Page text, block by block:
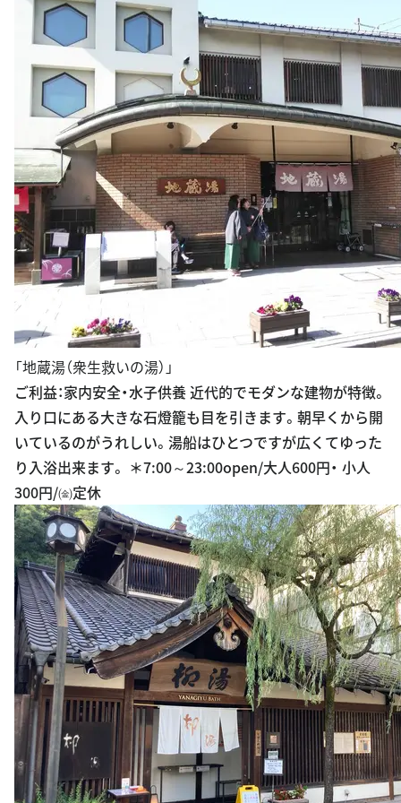
「地蔵湯（衆生救いの湯）」
ご利益：家内安全・水子供養 近代的でモダンな建物が特徴。
入り口にある大きな石燈籠も目を引きます。朝早くから開
いているのがうれしい。湯船はひとつですが広くてゆった
り入浴出来ます。 ＊7:00～23:00open/大人600円・ 小人
300円/㈮定休